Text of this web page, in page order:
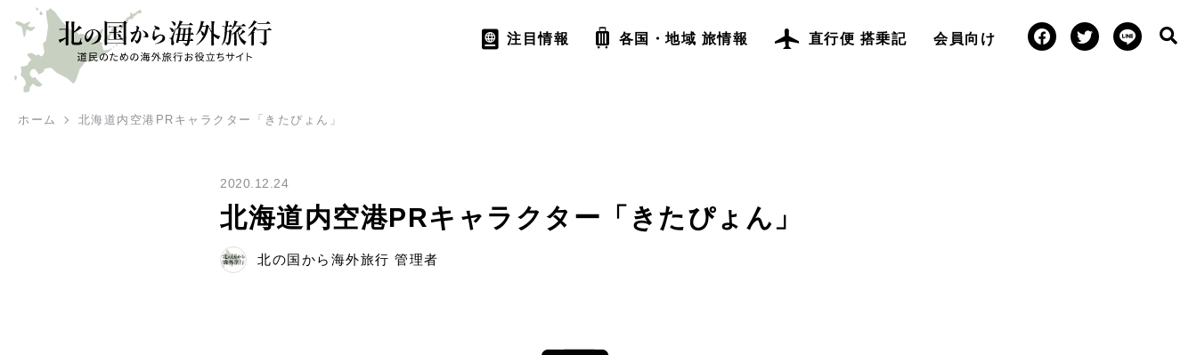
注目情報 各国・地域 旅情報 直行便 搭乗記 会員向け
ホーム 北海道内空港PRキャラクター「きたぴょん」
2020.12.24
北海道内空港PRキャラクター「きたぴょん」
北の国から海外旅行 管理者